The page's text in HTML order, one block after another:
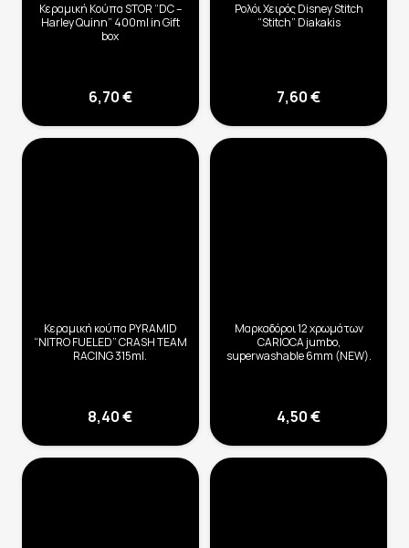
Κεραμική Κούπα STOR “DC –
Harley Quinn” 400ml in Gift
box
6,70€
Ρολόι Χειρός Disney Stitch
“Stitch” Diakakis
7,60€
Κεραμική κούπα PYRAMID
“NITRO FUELED” CRASH TEAM
RACING 315ml.
8,40€
Μαρκαδόροι 12 χρωμάτων
CARIOCA jumbo,
superwashable 6mm (NEW).
4,50€